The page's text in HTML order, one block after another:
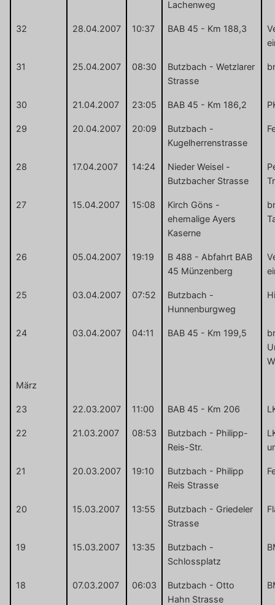
Lachenweg
32 28.04.2007 10:37 BAB 45 - Km 188,3
31 25.04.2007 08:30
Butzbach - Wetzlarer
Strasse
30 21.04.2007 23:05 BAB 45 - Km 186,2
29 20.04.2007 20:09
Butzbach -
Kugelherrenstrasse
28 17.04.2007 14:24
Nieder Weisel -
Butzbacher Strasse
27 15.04.2007 15:08
Kirch Göns -
ehemalige Ayers
Kaserne
26 05.04.2007 19:19
B 488 - Abfahrt BAB
45 Münzenberg
25 03.04.2007 07:52
Butzbach -
Hunnenburgweg
24 03.04.2007 04:11 BAB 45 - Km 199,5
März
23 22.03.2007 11:00 BAB 45 - Km 206
22 21.03.2007 08:53
Butzbach - Philipp-
Reis-Str.
21 20.03.2007 19:10
Butzbach - Philipp
Reis Strasse
20 15.03.2007 13:55
Butzbach - Griedeler
Strasse
19 15.03.2007 13:35
Butzbach -
Schlossplatz
18 07.03.2007 06:03
Butzbach - Otto
Hahn Strasse